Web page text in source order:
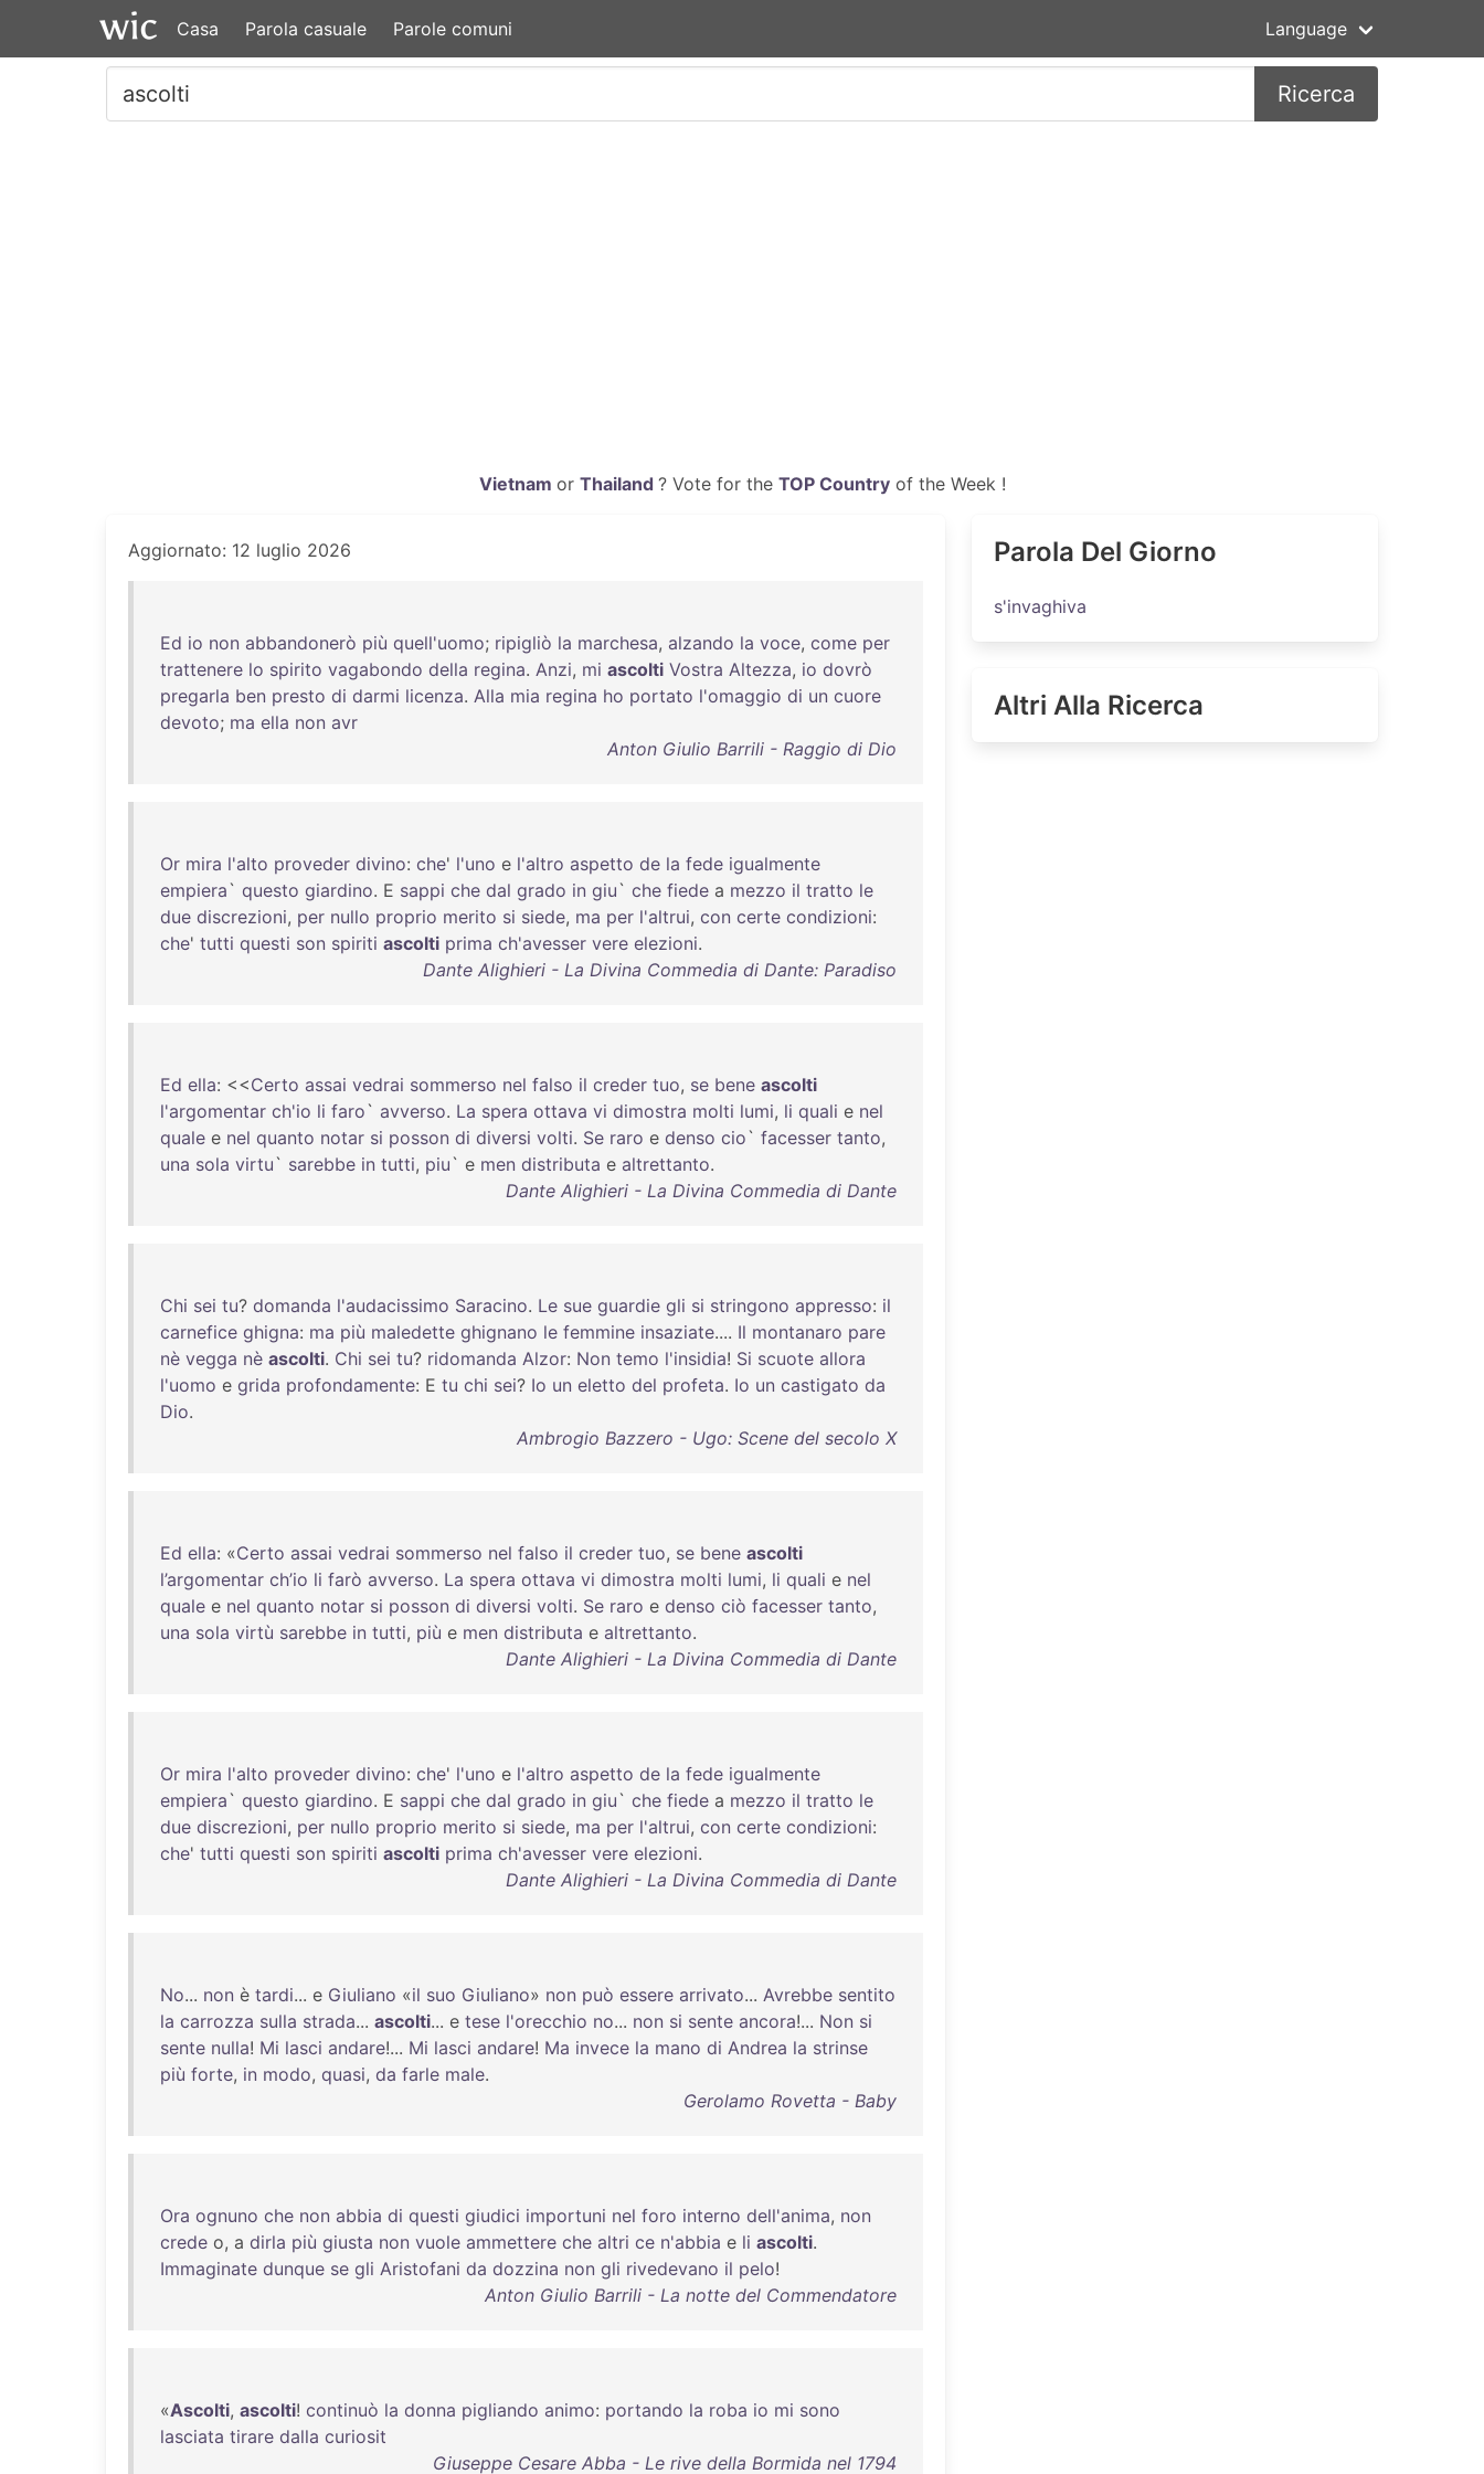
Casa Parola casuale Parole comuni Language
Ricerca
Vietnam or Thailand ? Vote for the TOP Countryof the Week !
Aggiornato: 12 luglio 2026
Ed io non abbandonerò più quell'uomo; ripigliò la marchesa, alzando la voce, come per
trattenere lo spirito vagabondo della regina. Anzi, mi ascolti Vostra Altezza, io dovrò
pregarla ben presto di darmi licenza. Alla mia regina ho portato l'omaggio di un cuore
devoto; ma ella non avr
Anton Giulio Barrili - Raggio di Dio
Or mira l'alto proveder divino: che' l'uno e l'altro aspetto de la fede igualmente
empiera` questo giardino. E sappi che dal grado in giu` che fiede a mezzo il tratto le
due discrezioni, per nullo proprio merito si siede, ma per l'altrui, con certe condizioni:
che' tutti questi son spiriti ascolti prima ch'avesser vere elezioni.
Dante Alighieri - La Divina Commedia di Dante: Paradiso
Ed ella: <<Certo assai vedrai sommerso nel falso il creder tuo, se bene ascolti
l'argomentar ch'io li faro` avverso. La spera ottava vi dimostra molti lumi, li quali e nel
quale e nel quanto notar si posson di diversi volti. Se raro e denso cio` facesser tanto,
una sola virtu` sarebbe in tutti, piu` e men distributa e altrettanto.
Dante Alighieri - La Divina Commedia di Dante
Chi sei tu? domanda l'audacissimo Saracino. Le sue guardie gli si stringono appresso: il
carnefice ghigna: ma più maledette ghignano le femmine insaziate.... Il montanaro pare
nè vegga nè ascolti. Chi sei tu? ridomanda Alzor: Non temo l'insidia! Si scuote allora
l'uomo e grida profondamente: E tu chi sei? Io un eletto del profeta. Io un castigato da
Dio.
Ambrogio Bazzero - Ugo: Scene del secolo X
Ed ella: «Certo assai vedrai sommerso nel falso il creder tuo, se bene ascolti
l’argomentar ch’io li farò avverso. La spera ottava vi dimostra molti lumi, li quali e nel
quale e nel quanto notar si posson di diversi volti. Se raro e denso ciò facesser tanto,
una sola virtù sarebbe in tutti, più e men distributa e altrettanto.
Dante Alighieri - La Divina Commedia di Dante
Or mira l'alto proveder divino: che' l'uno e l'altro aspetto de la fede igualmente
empiera` questo giardino. E sappi che dal grado in giu` che fiede a mezzo il tratto le
due discrezioni, per nullo proprio merito si siede, ma per l'altrui, con certe condizioni:
che' tutti questi son spiriti ascolti prima ch'avesser vere elezioni.
Dante Alighieri - La Divina Commedia di Dante
No... non è tardi... e Giuliano «il suo Giuliano» non può essere arrivato... Avrebbe sentito
la carrozza sulla strada... ascolti... e tese l'orecchio no... non si sente ancora!... Non si
sente nulla! Mi lasci andare!... Mi lasci andare! Ma invece la mano di Andrea la strinse
più forte, in modo, quasi, da farle male.
Gerolamo Rovetta - Baby
Ora ognuno che non abbia di questi giudici importuni nel foro interno dell'anima, non
crede o, a dirla più giusta non vuole ammettere che altri ce n'abbia e li ascolti.
Immaginate dunque se gli Aristofani da dozzina non gli rivedevano il pelo!
Anton Giulio Barrili - La notte del Commendatore
«Ascolti, ascolti! continuò la donna pigliando animo: portando la roba io mi sono
lasciata tirare dalla curiosit
Giuseppe Cesare Abba - Le rive della Bormida nel 1794
Parola Del Giorno
s'invaghiva
Altri Alla Ricerca